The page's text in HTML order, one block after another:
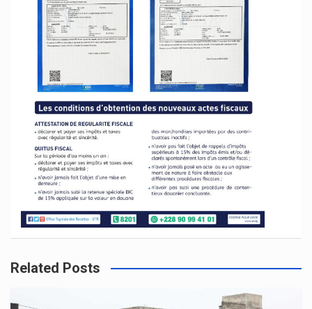
Related Posts